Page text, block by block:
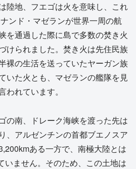
陸地、フエゴは火を意味し、これ
ンド・マゼランが世界一周の航
を通過した際に島で多数の焚き火
けられました。焚き火は先住民族
裸の生活を送っていたヤーガン族
いた火とも、マゼランの艦隊を見
われています。
の南、ドレーク海峡を渡った先は
、アルゼンチンの首都ブエノスア
ある一方で、南極大陸とは
いません。そのため、この土地は